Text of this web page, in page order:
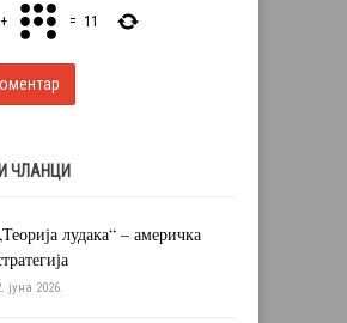
+ = 11
ЧЛАНЦИ
лудака“ – америчка
јуна 2026.